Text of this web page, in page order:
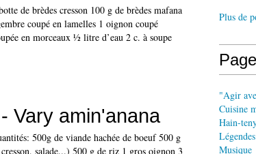
de brèdes cresson 100 g de brèdes mafana
coupé en lamelles 1 oignon coupé
en morceaux ½ litre d’eau 2 c. à soupe
Vary amin'anana
500g de viande hachée de boeuf 500 g
salade...) 500 g de riz 1 gros oignon 3
Plus de
"Agir
Cuisine
Hain-
Légendes
Musique